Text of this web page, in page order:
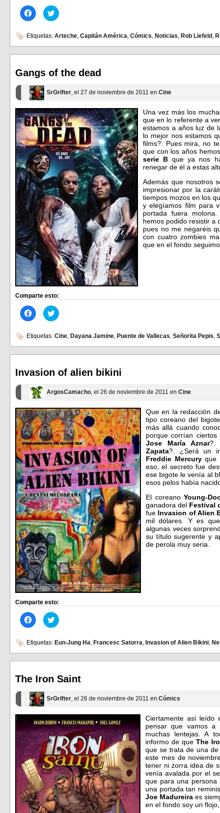
Haz
clic
en
Facebook
(Se
abre
ventana
nueva)
Haz
clic
en
(Se
abre
ventana
nueva)
Etiquetas: Arteche, Capitán América, Cómics, Noticias, Rob Liefeld ,
Gangs of the dead
SrGrifter, el 27 de noviembre de 2011 en Cine
Una vez más los
que en lo referente a
estamos a años luz de
lo mejor nos estamos
films?. Pues mira, no
que con los años
serie B que ya nos
renegar de él a estas
Además que nosotros
impresionar por la
tiempos mozos en los
y elegíamos film para
portada fuera
hemos podido resistir a
pues no me negaréis
con cuatro zombies
que en el fondo
Comparte esto:
Haz
clic
en
Facebook
(Se
abre
ventana
nueva)
Haz
clic
en
Twitter
(Se
abre
ventana
nueva)
Etiquetas: Cine, Dayana Jamine, Puente de Vallecas, Señorita Pepis,
Invasion of alien bikini
ArgosCamacho, el 26 de noviembre de 2011 en Cine
Que en la redacción
tipo coreano del
más allá cuando
porque corrían
Jose María Aznar?.
Zapata?. ¿Será un
Freddie Mercuryque
eso, el secreto fue
ese bigote le venía al
esos pelos había
El coreanoYoung-
ganadora del Festival
fue Invasion of Alien
mil dólares. Y es
algunas veces
su título sugerente y
de perola muy seria.
Comparte esto:
Haz
clic
en
Facebook
(Se
abre
ventana
nueva)
Haz
clic
en
(Se
abre
ventana
nueva)
Etiquetas: Eun-Jung Ha, Francesc Satorra, Invasion of Alien Bikini,
The Iron Saint
SrGrifter, el 26 de noviembre de 2011 en Cómics
Ciertamente así leído
pensar que vamos
muchas lentejas. A
informo de queThe
que se trata de una
este mes de
tener ni zorra idea de
venía avalada por el
que para una persona
una portada tan
Joe Madureira es
en el fondo soy un